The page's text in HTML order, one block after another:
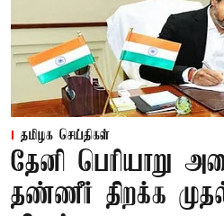
தமிழக செய்திகள்
தேனி பெரியாறு
தண்ணீர் திறக்க